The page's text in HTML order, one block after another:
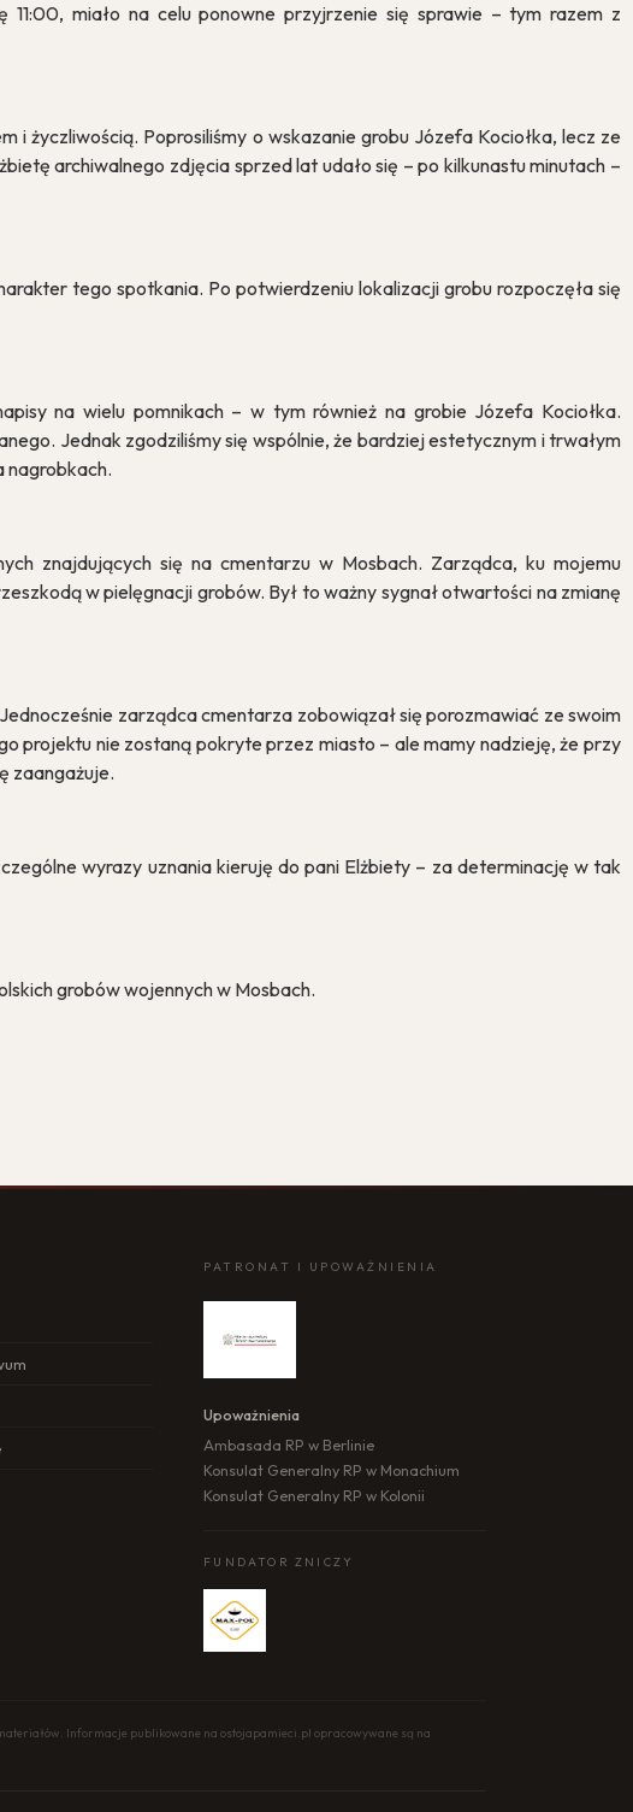
miało na celu ponowne przyjrzenie się sprawie – tym razem z
i życzliwością. Poprosiliśmy o wskazanie grobu Józefa Kociołka, lecz ze
archiwalnego zdjęcia sprzed lat udało się – po kilkunastu minutach –
tego spotkania. Po potwierdzeniu lokalizacji grobu rozpoczęła się
na wielu pomnikach – w tym również na grobie Józefa Kociołka.
Jednak zgodziliśmy się wspólnie, że bardziej estetycznym i trwałym
nagrobkach.
znajdujących się na cmentarzu w Mosbach. Zarządca, ku mojemu
w pielęgnacji grobów. Był to ważny sygnał otwartości na zmianę
zarządca cmentarza zobowiązał się porozmawiać ze swoim
projektu nie zostaną pokryte przez miasto – ale mamy nadzieję, że przy
zaangażuje.
wyrazy uznania kieruję do pani Elżbiety – za determinację w tak
grobów wojennych w Mosbach.
PATRONAT I UPOWAŻNIENIA
Upoważnienia
Ambasada RP w Berlinie
Konsulat Generalny RP w Monachium
Konsulat Generalny RP w Kolonii
FUNDATOR ZNICZY
Informacje publikowane na ostojapamieci.pl opracowywane są na